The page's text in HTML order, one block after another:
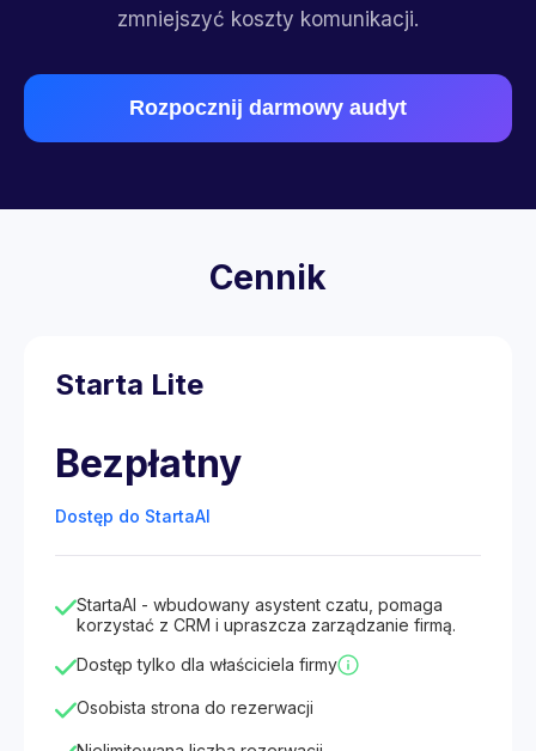
zmniejszyć koszty komunikacji.
Rozpocznij darmowy audyt
Cennik
Starta Lite
Bezpłatny
Dostęp do StartaAI
StartaAI - wbudowany asystent czatu, pomaga
korzystać z CRM i upraszcza zarządzanie firmą.
Dostęp tylko dla właściciela firmy
Osobista strona do rezerwacji